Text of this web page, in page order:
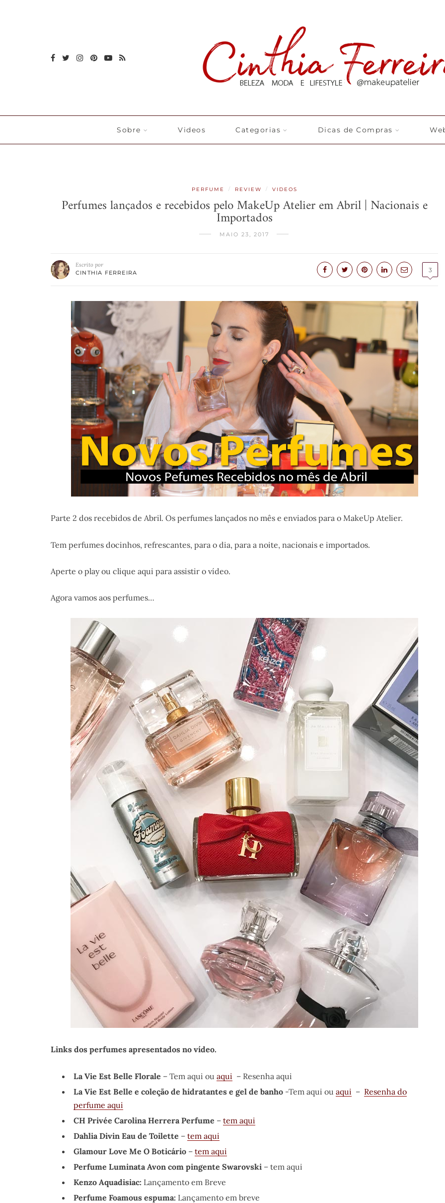
Sobre Videos Categorias Dicas de Compras
PERFUME / REVIEW / VIDEOS
Perfumes lançados e recebidos pelo MakeUp Atelier em Abril | Nacionais e
Importados
MAIO 23, 2017
Escrito por
CINTHIA FERREIRA
3
Parte 2 dos recebidos de Abril. Os perfumes lançados no mês e enviados para o MakeUp Atelier.
Tem perfumes docinhos, refrescantes, para o dia, para a noite, nacionais e importados.
Aperte o play ou clique aqui para assistir o vídeo.
Agora vamos aos perfumes…
Links dos perfumes apresentados no vídeo.
La Vie Est Belle Florale – Tem aqui ou aqui – Resenha aqui
La Vie Est Belle e coleção de hidratantes e gel de banho -Tem aqui ou aqui – Resenha do
perfume aqui
CH Privée Carolina Herrera Perfume – tem aqui
Dahlia Divin Eau de Toilette – tem aqui
Glamour Love Me O Boticário – tem aqui
Perfume Luminata Avon com pingente Swarovski – tem aqui
Kenzo Aquadisiac: Lançamento em Breve
Perfume Foamous espuma: Lançamento em breve